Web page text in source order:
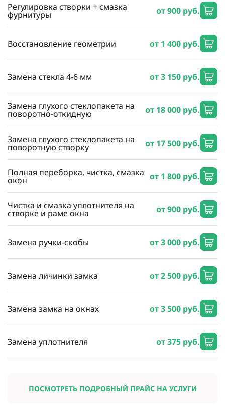
Регулировка створки + смазка
фурнитуры от 900 руб.
Восстановление геометрии от 1 400 руб.
Замена стекла 4-6 мм от 3 150 руб.
Замена глухого стеклопакета на
поворотно-откидную от 18 000 руб.
Замена глухого стеклопакета на
поворотную створку от 17 500 руб.
Полная переборка, чистка, смазка
окон от 1 800 руб.
Чистка и смазка уплотнителя на
створке и раме окна от 900 руб.
Замена ручки-скобы от 3 000 руб.
Замена личинки замка от 2 500 руб.
Замена замка на окнах от 3 500 руб.
Замена уплотнителя от 375 руб.
ПОСМОТРЕТЬ ПОДРОБНЫЙ ПРАЙС НА УСЛУГИ